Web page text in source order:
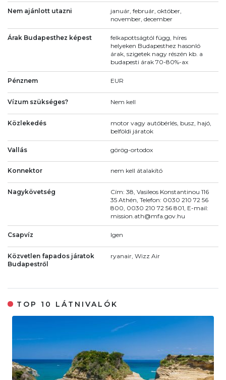
Nem ajánlott utazni
január, február, október,
november, december
Árak Budapesthez képest
felkapottságtól függ, híres
helyeken Budapesthez hasonló
árak, szigetek nagy részén kb. a
budapesti árak 70-80%-ax
Pénznem EUR
Vízum szükséges? Nem kell
Közlekedés
motor vagy autóbérlés, busz, hajó,
belföldi járatok
Vallás görög-ortodox
Konnektor nem kell átalakító
Nagykövetség
Cím: 38, Vasileos Konstantinou 116
35 Athén, Telefon: 0030 210 72 56
800, 0030 210 72 56 801, E-mail:
mission.ath@mfa.gov.hu
Csapvíz Igen
Közvetlen fapados járatok
Budapestről
ryanair, Wizz Air
TOP 10 LÁTNIVALÓK